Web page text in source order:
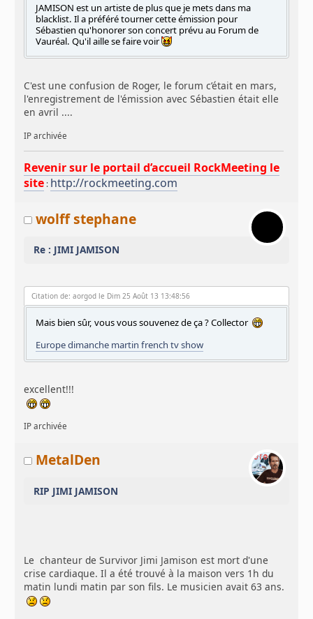
JAMISON est un artiste de plus que je mets dans ma
blacklist. Il a préféré tourner cette émission pour
Sébastien qu'honorer son concert prévu au Forum de
Vauréal. Qu'il aille se faire voir
C'est une confusion de Roger, le forum c’était en mars,
l'enregistrement de l'émission avec Sébastien était elle
en avril ....
IP archivée
Revenir sur le portail d’accueil RockMeeting le
site : http://rockmeeting.com
wolff stephane
Re : JIMI JAMISON
Citation de: aorgod le Dim 25 Août 13 13:48:56
Mais bien sûr, vous vous souvenez de ça ? Collector
Europe dimanche martin french tv show
excellent!!!
IP archivée
MetalDen
RIP JIMI JAMISON
Le chanteur de Survivor Jimi Jamison est mort d'une
crise cardiaque. Il a été trouvé à la maison vers 1h du
matin lundi matin par son fils. Le musicien avait 63 ans.